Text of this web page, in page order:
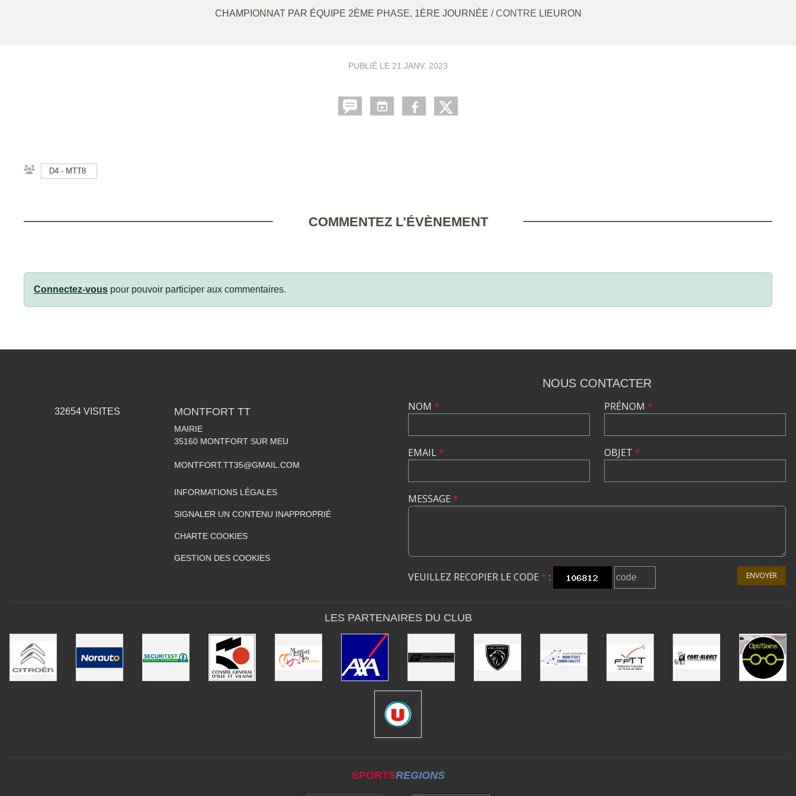
CHAMPIONNAT PAR ÉQUIPE 2ÈME PHASE, 1ÈRE JOURNÉE / CONTRE LIEURON
PUBLIÉ LE 21 JANV. 2023
D4 - MTT8
COMMENTEZ L’ÉVÈNEMENT
Connectez-vous pour pouvoir participer aux commentaires.
32654VISITES MONTFORT TT
MAIRIE
35160 MONTFORT SUR MEU
MONTFORT.TT35@GMAIL.COM
INFORMATIONS LÉGALES
SIGNALER UN CONTENU INAPPROPRIÉ
CHARTE COOKIES
GESTION DES COOKIES
NOUS CONTACTER
NOM *
EMAIL*
PRÉNOM *
OBJET *
MESSAGE *
VEUILLEZ RECOPIER LE CODE * : ENVOYER
LES PARTENAIRES DU CLUB
SPORTSREGIONS